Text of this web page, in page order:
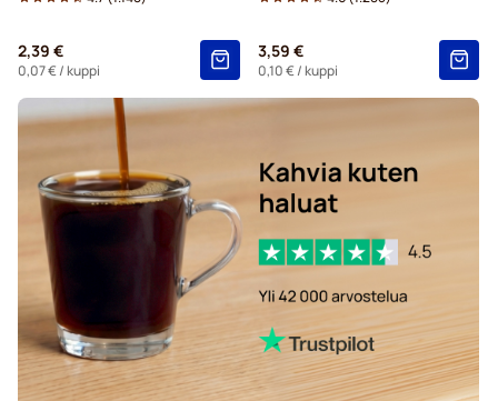
Tyynyt Senseo-koneisiin Black Coffee for Senseo®
Kaffekapslen for Senseo®
2,39 €
0,07 €/ kuppi
3,59 €
0,10 €/ kuppi